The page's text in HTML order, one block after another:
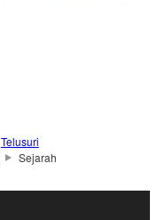
Telusuri
Sejarah